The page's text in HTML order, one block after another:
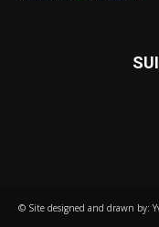
© Site designed and drawn by: